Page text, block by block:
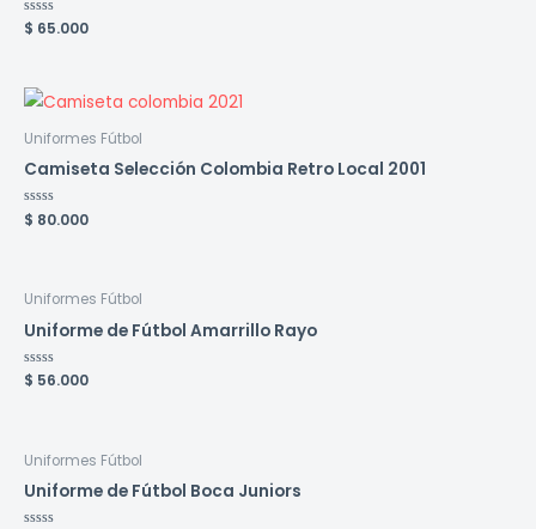
Valorado
en
$ 65.000
Uniformes Fútbol
Camiseta Selección Colombia Retro Local 2001
Valorado
en
$ 80.000
Uniformes Fútbol
Uniforme de Fútbol Amarrillo Rayo
Valorado
en
$ 56.000
Uniformes Fútbol
Uniforme de Fútbol Boca Juniors